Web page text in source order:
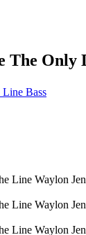
The Only
Bass